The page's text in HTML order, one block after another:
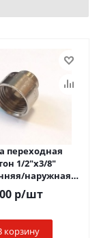
переходная
1/2"х3/8"
наружная
резьба
р/шт
корзину